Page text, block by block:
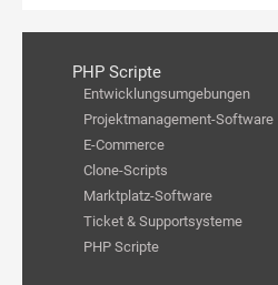
PHP Scripte
Entwicklungsumgebungen
Projektmanagement-Software
E-Commerce
Clone-Scripts
Marktplatz-Software
Ticket & Supportsysteme
PHP Scripte